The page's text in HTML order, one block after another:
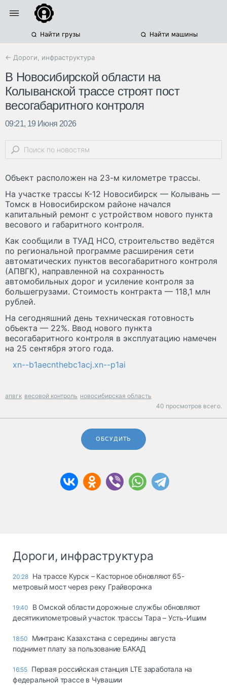
Найти грузы Найти машины
← Дороги, инфраструктура
В Новосибирской области на
Колыванской трассе строят пост
весогабаритного контроля
09:21, 19 Июня 2026
Объект расположен на 23-м километре трассы.
На участке трассы К-12 Новосибирск — Колывань —
Томск в Новосибирском районе начался
капитальный ремонт с устройством нового пункта
весового и габаритного контроля.
Как сообщили в ТУАД НСО, строительство ведётся
по региональной программе расширения сети
автоматических пунктов весогабаритного контроля
(АПВГК), направленной на сохранность
автомобильных дорог и усиление контроля за
большегрузами. Стоимость контракта — 118,1 млн
рублей.
На сегодняшний день техническая готовность
объекта — 22%. Ввод нового пункта
весогабаритного контроля в эксплуатацию намечен
на 25 сентября этого года.
xn--b1aecnthebc1acj.xn--p1ai
апвгк весовой контроль новосибирская область
40 просмотров всего.
ОБСУДИТЬ
Дороги, инфраструктура
20:28 На трассе Курск – Касторное обновляют 65-
метровый мост через реку Грайворонка
19:40
В Омской области дорожные службы обновляют
десятикилометровый участок трассы Тара – Усть-Ишим
18:50
Минтранс Казахстана с середины августа
поднимет плату за пользование БАКАД
16:55 Первая российская станция LTE заработала на
федеральной трассе в Чувашии